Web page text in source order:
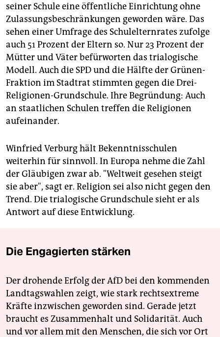
seiner Schule eine öffentliche Einrichtung ohne
Zulassungsbeschränkungen geworden wäre. Das
sehen einer Umfrage des Schulelternrates zufolge
auch 51 Prozent der Eltern so. Nur 23 Prozent der
Mütter und Väter befürworten das trialogische
Modell. Auch die SPD und die Hälfte der Grünen-
Fraktion im Stadtrat stimmten gegen die Drei-
Religionen-Grundschule. Ihre Begründung: Auch
an staatlichen Schulen treffen die Religionen
aufeinander.
Winfried Verburg hält Bekenntnisschulen
weiterhin für sinnvoll. In Europa nehme die Zahl
der Gläubigen zwar ab. "Weltweit gesehen steigt
sie aber", sagt er. Religion sei also nicht gegen den
Trend. Die trialogische Grundschule sieht er als
Antwort auf diese Entwicklung.
Die Engagierten stärken
Der drohende Erfolg der AfD bei den kommenden
Landtagswahlen zeigt, wie stark rechtsextreme
Kräfte inzwischen geworden sind. Gerade jetzt
braucht es Zusammenhalt und Solidarität. Auch
und vor allem mit den Menschen, die sich vor Ort